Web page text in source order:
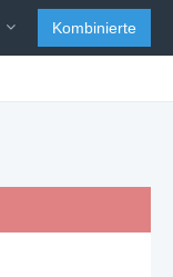
Kombinierte